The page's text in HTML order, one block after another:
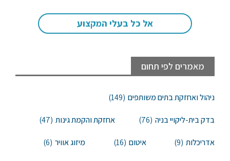
מאמרים לפי תחום
ניהול ואחזקת בתים משותפים (149)
בדק בית-ליקויי בניה (76) אחזקת והקמת גינות (47)
אדריכלות (9) איטום (16) מיזוג אוויר (6)
אל כל בעלי המקצוע